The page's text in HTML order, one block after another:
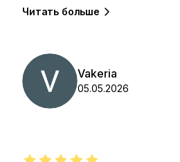
Читать больше
Vakeria
05.05.2026